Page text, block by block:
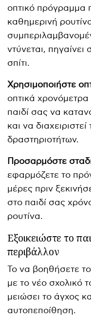
οπτικό πρόγραμμα
καθημερινή
ντύνεται, πηγαίνει
σπίτι.
Χρησιμοποιήστε
οπτικά
παιδί σας να
και να
δραστηριοτήτων.
Προσαρμόστε
εφαρμόζετε το
μέρες πριν
στο παιδί σας
ρουτίνα.
Εξοικειώστε το
περιβάλλον
Το να βοηθήσετε το
με το νέο σχολικό
μειώσει το άγχος
αυτοπεποίθηση.